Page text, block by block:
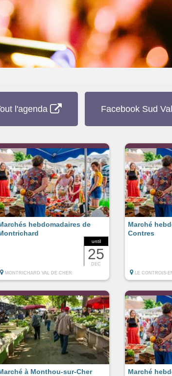
l'agenda Facebook Sud
until
25
DEC
hebdomadaires de
MONTRICHARD VAL DE CHER
Marché
Contres
LE CONTROIS-
à Monthou-sur-Cher
Marché